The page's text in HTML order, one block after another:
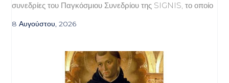
συνεδρίες του Παγκόσμιου Συνεδρίου της SIGNIS, το οποίο
8 Αυγούστου, 2026